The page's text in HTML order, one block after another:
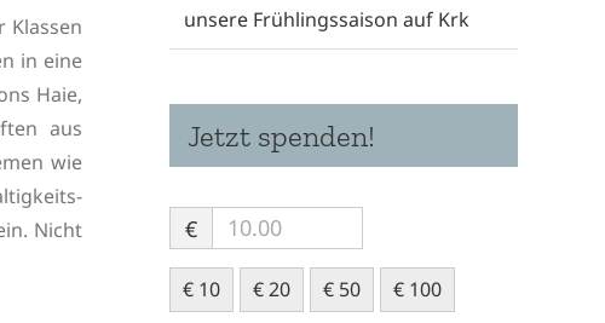
Klassen
in eine
Haie,
aus
wie
Nicht
unsere Frühlingssaison auf Krk
Jetzt spenden!
€
€ 10 € 20 € 50 € 100